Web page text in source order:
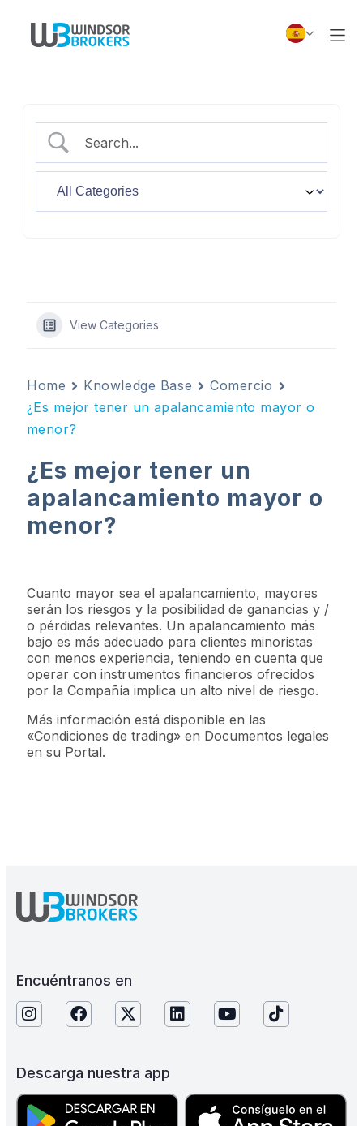
View Categories
Home Knowledge Base
Comercio
¿Es mejor tener un apalancamiento mayor o
menor?
¿Es mejor tener un
apalancamiento mayor o
menor?
Cuanto mayor sea el apalancamiento, mayores
serán los riesgos y la posibilidad de ganancias y /
o pérdidas relevantes. Un apalancamiento más
bajo es más adecuado para clientes minoristas
con menos experiencia, teniendo en cuenta que
operar con instrumentos financieros ofrecidos
por la Compañía implica un alto nivel de riesgo.
Más información está disponible en las
«Condiciones de trading» en Documentos legales
en su Portal.
Encuéntranos en
Descarga nuestra app